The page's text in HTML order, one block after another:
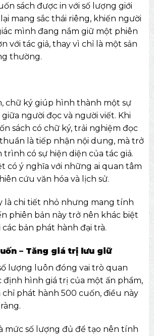
sách được in với số lượng giới
mang sắc thái riêng, khiến người
mình đang nắm giữ một phiên
với tác giả, thay vì chỉ là một sản
thường.
chữ ký giúp hình thành một sự
người đọc và người viết. Khi
sách có chữ ký, trải nghiệm đọc
là tiếp nhận nội dung, mà trở
có sự hiện diện của tác giả.
có ý nghĩa với những ai quan tâm
cứu văn hóa và lịch sử.
là chi tiết nhỏ nhưng mang tính
phiên bản này trở nên khác biệt
các bản phát hành đại trà.
– Tăng giá trị lưu giữ
lượng luôn đóng vai trò quan
hình giá trị của một ấn phẩm,
chỉ phát hành 500 cuốn, điều này
mức số lượng đủ để tạo nên tính